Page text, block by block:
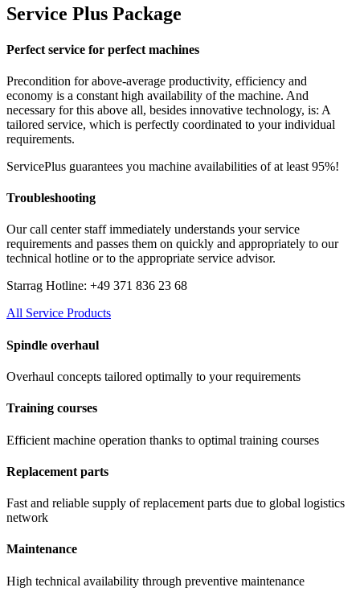
Service Plus Package
Perfect service for perfect machines
Precondition for above-average productivity, efficiency and
economy is a constant high availability of the machine. And
necessary for this above all, besides innovative technology, is: A
tailored service, which is perfectly coordinated to your individual
requirements.
ServicePlus guarantees you machine availabilities of at least 95%!
Troubleshooting
Our call center staff immediately understands your service
requirements and passes them on quickly and appropriately to our
technical hotline or to the appropriate service advisor.
Starrag Hotline: +49 371 836 23 68
All Service Products
Spindle overhaul
Overhaul concepts tailored optimally to your requirements
Training courses
Efficient machine operation thanks to optimal training courses
Replacement parts
Fast and reliable supply of replacement parts due to global logistics
network
Maintenance
High technical availability through preventive maintenance